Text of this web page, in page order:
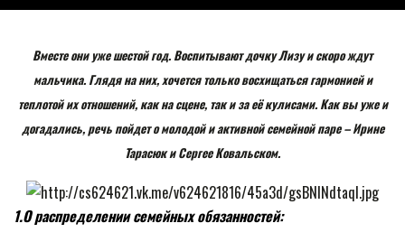
Вместе они уже шестой год. Воспитывают дочку Лизу и скоро ждут
мальчика. Глядя на них, хочется только восхищаться гармонией и
теплотой их отношений, как на сцене, так и за её кулисами. Как вы уже и
догадались, речь пойдет о молодой и активной семейной паре – Ирине
Тарасюк и Сергее Ковальском.
1.О распределении семейных обязанностей: